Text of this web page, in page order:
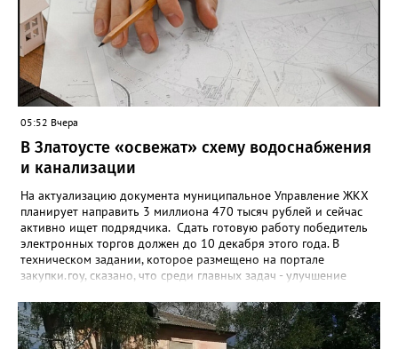
а больше половины имеют долговые обязательства сейчас.
05:52 Вчера
В Златоусте «освежат» схему водоснабжения
и канализации
На актуализацию документа муниципальное Управление ЖКХ
планирует направить 3 миллиона 470 тысяч рублей и сейчас
активно ищет подрядчика. Сдать готовую работу победитель
электронных торгов должен до 10 декабря этого года. В
техническом задании, которое размещено на портале
закупки.гоу, сказано, что среди главных задач - улучшение
повышение энергоэффективности систем. Кроме электронных
схем, исполнителю нужно разработать предложения по
строительству и реконструкции водоснабжения и канализации,